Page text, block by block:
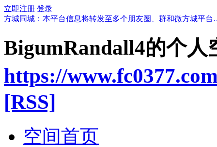
立即注册 登录
方城同城：本平台信息将转发至多个朋友圈、群和微方城平
BigumRandall4的个人
https://
[RSS]
空间首页